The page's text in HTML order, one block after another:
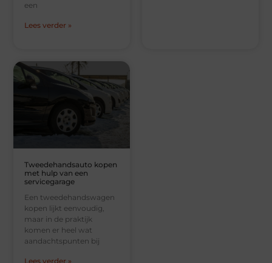
een
Lees verder »
Tweedehandsauto kopen
met hulp van een
servicegarage
Een tweedehandswagen
kopen lijkt eenvoudig,
maar in de praktijk
komen er heel wat
aandachtspunten bij
Lees verder »